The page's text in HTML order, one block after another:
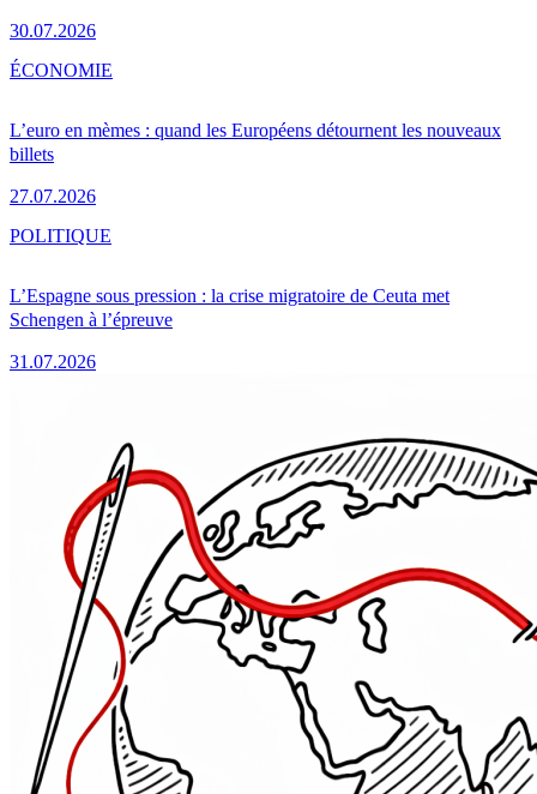
30.07.2026
L’euro en mèmes : quand les Européens détournent les nouveaux
billets
27.07.2026
ÉCONOMIE
L’Espagne sous pression : la crise migratoire de Ceuta met
Schengen à l’épreuve
31.07.2026
POLITIQUE